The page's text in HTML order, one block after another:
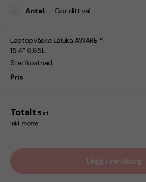
Antal: - Gör ditt val -
Laptopväska Laluka AWARE™
15.4" 6,65L
Startkostnad
Pris
Totalt 5 st
inkl. moms
Lägg i varukorg